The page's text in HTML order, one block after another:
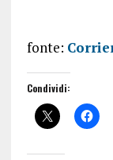
fonte:
Condividi: